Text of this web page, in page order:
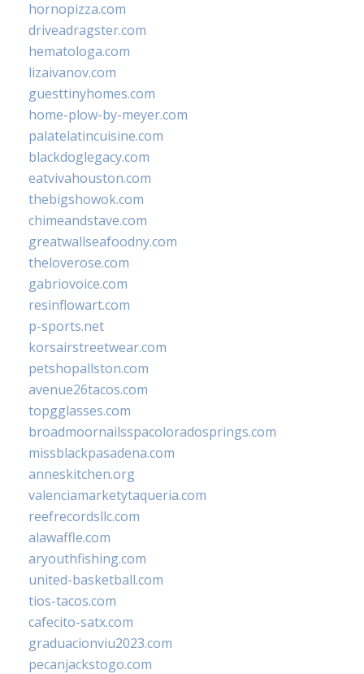
hornopizza.com
driveadragster.com
hematologa.com
lizaivanov.com
guesttinyhomes.com
home-plow-by-meyer.com
palatelatincuisine.com
blackdoglegacy.com
eatvivahouston.com
thebigshowok.com
chimeandstave.com
greatwallseafoodny.com
theloverose.com
gabriovoice.com
resinflowart.com
p-sports.net
korsairstreetwear.com
petshopallston.com
avenue26tacos.com
topgglasses.com
broadmoornailsspacoloradosprings.com
missblackpasadena.com
anneskitchen.org
valenciamarketytaqueria.com
reefrecordsllc.com
alawaffle.com
aryouthfishing.com
united-basketball.com
tios-tacos.com
cafecito-satx.com
graduacionviu2023.com
pecanjackstogo.com